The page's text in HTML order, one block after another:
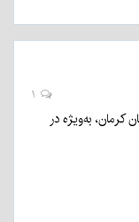
به‌ویژه در